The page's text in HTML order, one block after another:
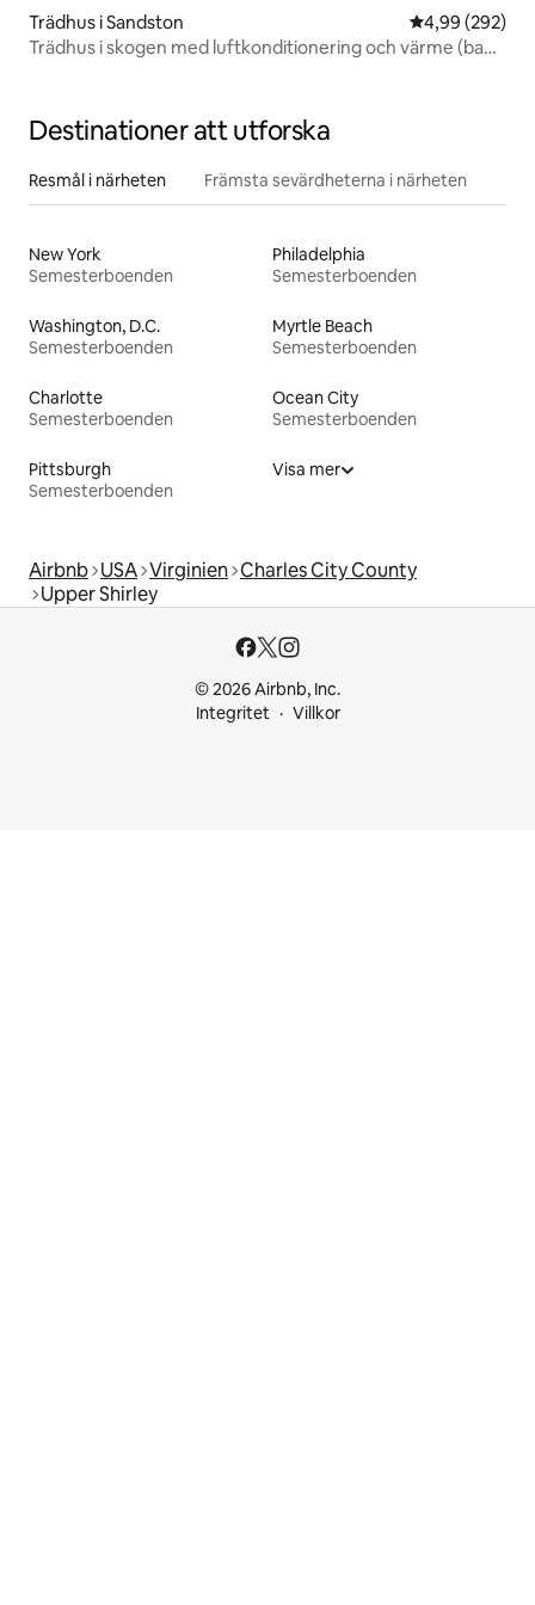
Trädhus i Sandston 4,99 av 5 i
4,99 (292)
Trädhus i skogen med luftkonditionering och värme (bad i
Destinationer att utforska
Resmål i närheten Främsta sevärdheterna i närheten
New York
Semesterboenden
Philadelphia
Semesterboenden
Washington, D.C.
Semesterboenden
Myrtle Beach
Semesterboenden
Charlotte
Semesterboenden
Ocean City
Semesterboenden
Pittsburgh
Semesterboenden
Visa mer
Airbnb USA Virginien Charles City County
Upper Shirley
© 2026 Airbnb, Inc.
Integritet
Villkor